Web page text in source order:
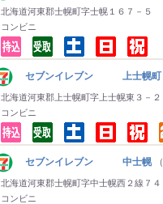
北海道河東郡士幌町字士幌１６７－５
コンビニ
セブンイレブン 上士幌町
北海道河東郡上士幌町字上士幌東３－２
コンビニ
セブンイレブン 中士幌
北海道河東郡士幌町字中士幌西２線７４
コンビニ